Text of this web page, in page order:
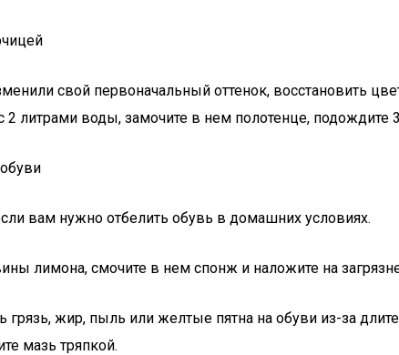
свой первоначальный оттенок, восстановить
2 литрами воды, замочите в нем полотенце,
вам нужно отбелить обувь в домашних условиях.
лимона, смочите в нем спонж и наложите на
грязь, жир, пыль или желтые пятна на обуви из-за
мазь тряпкой.